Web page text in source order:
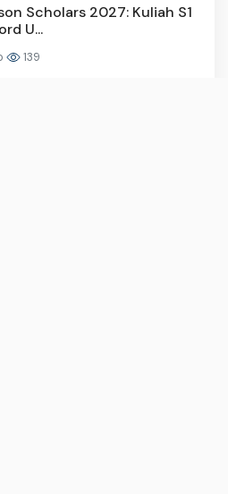
Scholars 2027: Kuliah S1
U...
139